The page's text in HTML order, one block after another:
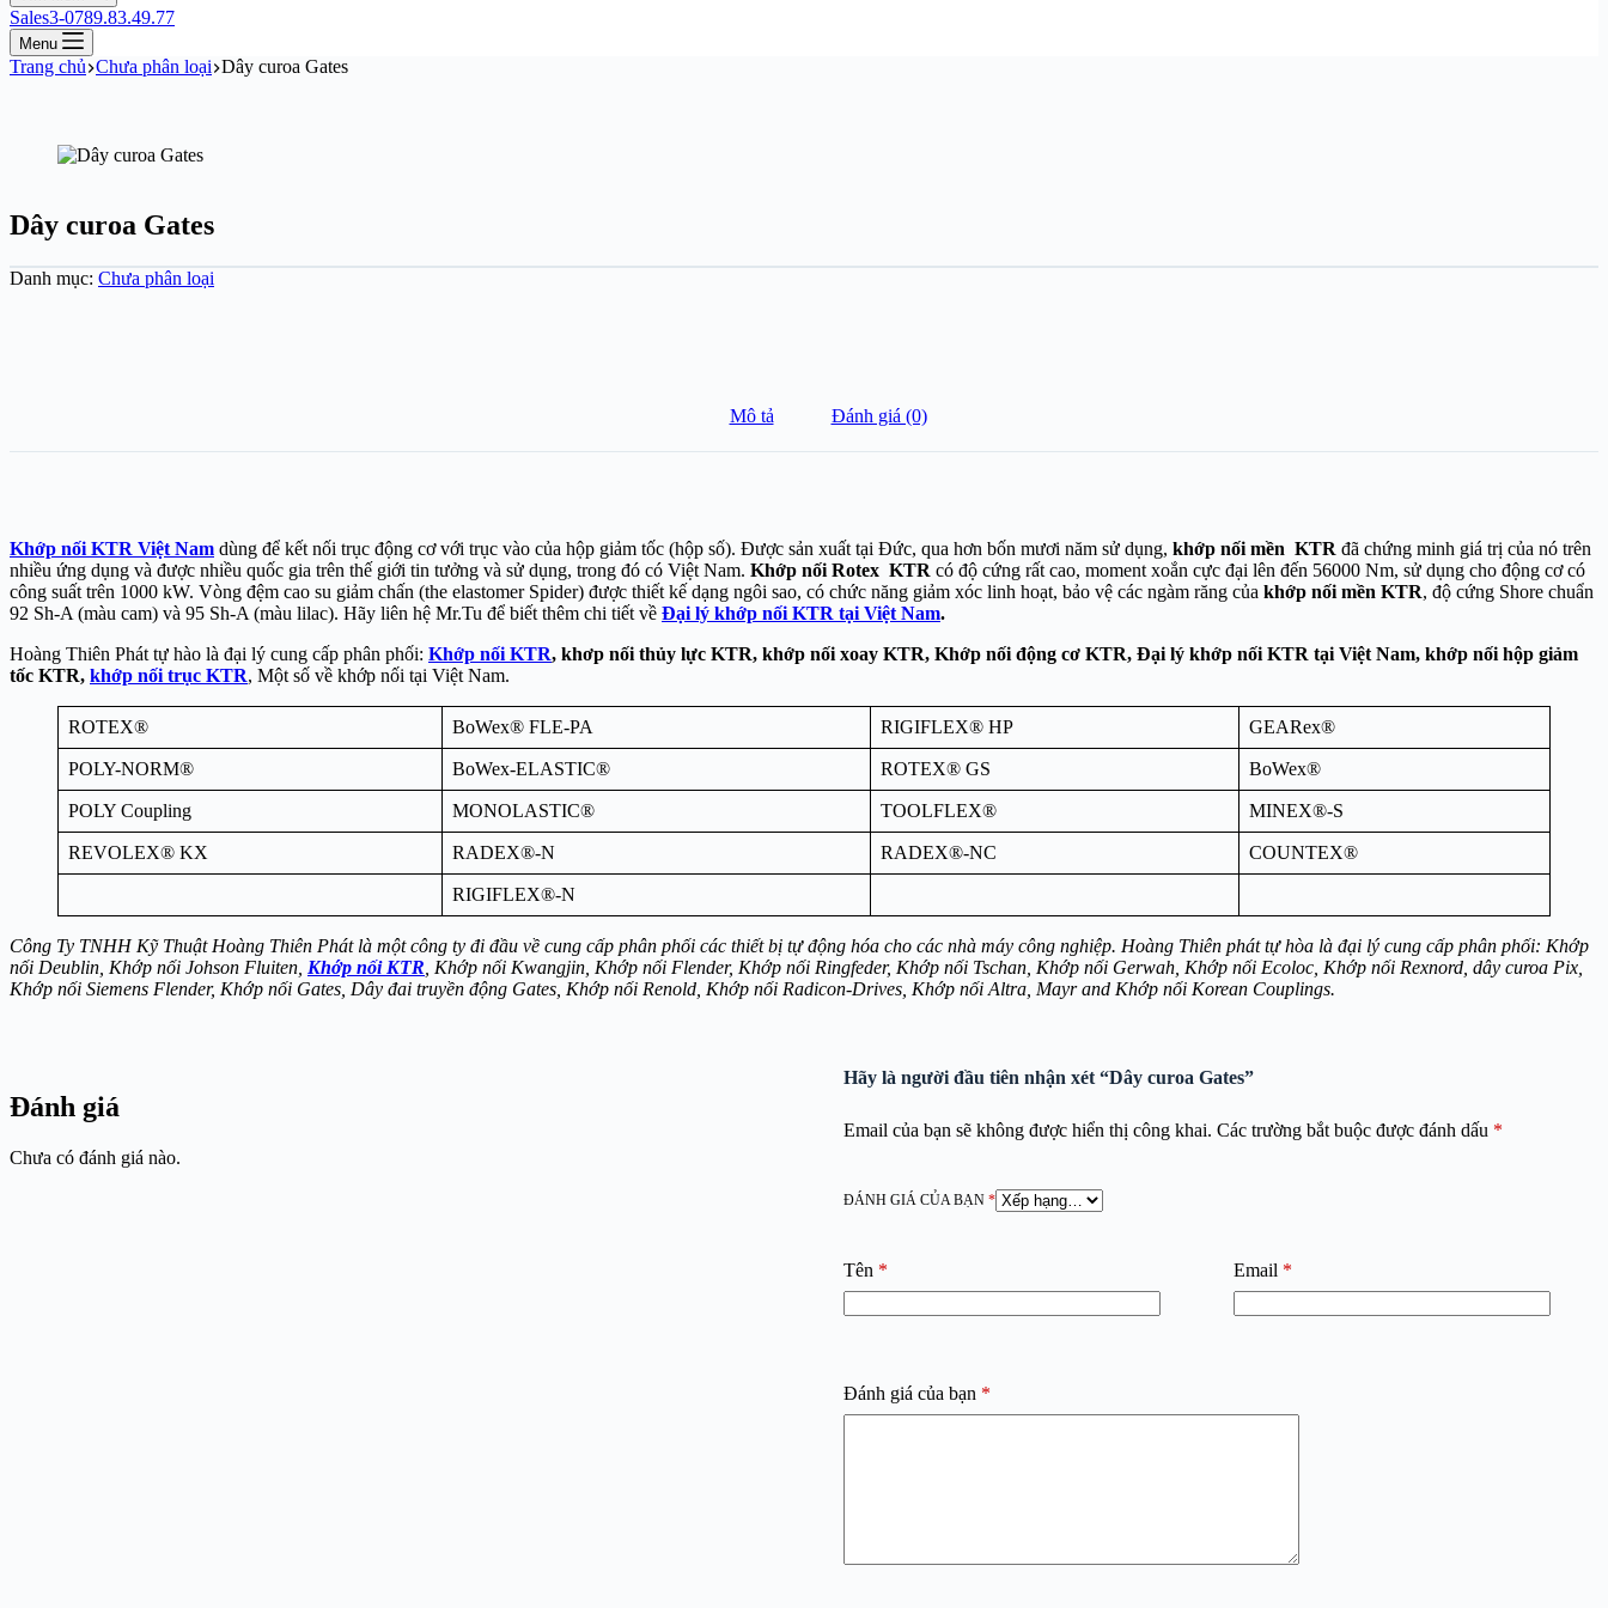
Sales3-0789.83.49.77
Menu
Trang chủ Chưa phân loại Dây curoa Gates
Dây curoa Gates
Danh mục: Chưa phân loại
Mô tả Đánh giá (0)
Khớp nối KTR Việt Nam dùng để kết nối trục động cơ với trục vào của hộp giảm tốc (hộp số). Được sản xuất tại Đức, qua hơn bốn mươi năm sử dụng, khớp nối mền KTR đã chứng minh giá trị của nó trên
nhiều ứng dụng và được nhiều quốc gia trên thế giới tin tưởng và sử dụng, trong đó có Việt Nam. Khớp nối Rotex KTR có độ cứng rất cao, moment xoắn cực đại lên đến 56000 Nm, sử dụng cho động cơ có
công suất trên 1000 kW. Vòng đệm cao su giảm chấn (the elastomer Spider) được thiết kế dạng ngôi sao, có chức năng giảm xóc linh hoạt, bảo vệ các ngàm răng của khớp nối mền KTR, độ cứng Shore chuẩn
92 Sh-A (màu cam) và 95 Sh-A (màu lilac). Hãy liên hệ Mr.Tu để biết thêm chi tiết về Đại lý khớp nối KTR tại Việt Nam.
Hoàng Thiên Phát tự hào là đại lý cung cấp phân phối: Khớp nối KTR, khơp nối thủy lực KTR, khớp nối xoay KTR, Khớp nối động cơ KTR, Đại lý khớp nối KTR tại Việt Nam, khớp nối hộp giảm
tốc KTR, khớp nối trục KTR, Một số về khớp nối tại Việt Nam.
ROTEX® BoWex® FLE-PA RIGIFLEX® HP GEARex®
POLY-NORM® BoWex-ELASTIC® ROTEX® GS BoWex®
POLY Coupling MONOLASTIC® TOOLFLEX® MINEX®-S
REVOLEX® KX RADEX®-N RADEX®-NC COUNTEX®
RIGIFLEX®-N
Công Ty TNHH Kỹ Thuật Hoàng Thiên Phát là một công ty đi đầu về cung cấp phân phối các thiết bị tự động hóa cho các nhà máy công nghiệp. Hoàng Thiên phát tự hòa là đại lý cung cấp phân phối: Khớp
nối Deublin, Khớp nối Johson Fluiten, Khớp nối KTR, Khớp nối Kwangjin, Khớp nối Flender, Khớp nối Ringfeder, Khớp nối Tschan, Khớp nối Gerwah, Khớp nối Ecoloc, Khớp nối Rexnord, dây curoa Pix,
Khớp nối Siemens Flender, Khớp nối Gates, Dây đai truyền động Gates, Khớp nối Renold, Khớp nối Radicon-Drives, Khớp nối Altra, Mayr and Khớp nối Korean Couplings.
Đánh giá
Chưa có đánh giá nào.
Hãy là người đầu tiên nhận xét “Dây curoa Gates”
Email của bạn sẽ không được hiển thị công khai. Các trường bắt buộc được đánh dấu *
ĐÁNH GIÁ CỦA BẠN*
Tên * Email*
Đánh giá của bạn *